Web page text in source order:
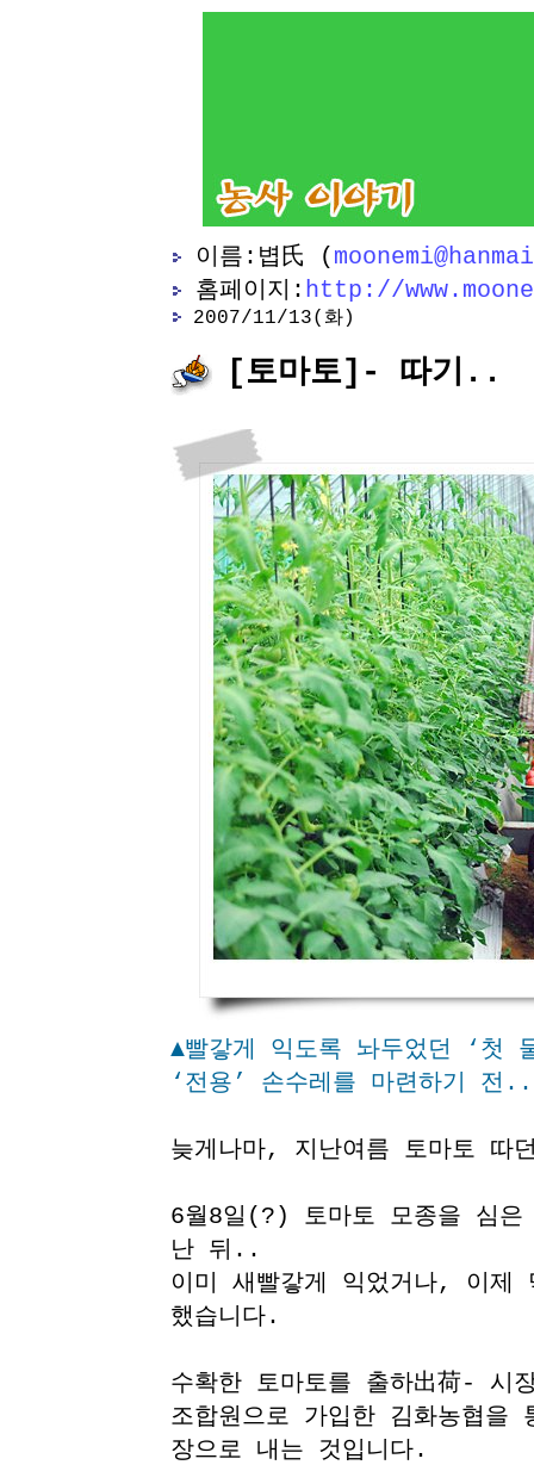
이름:볍氏 (
홈페이지: http://
2007/11/13(화)
[토마토]- 따기
▲빨갛게 익도록 놔두었던 ‘첫
‘전용’ 손수레를 마련하기 전..
늦게나마, 지난여름 토마토 따
6월8일(?) 토마토 모종을 심
난 뒤..
이미 새빨갛게 익었거나, 이제
했습니다.
수확한 토마토를 출하出荷- 시
조합원으로 가입한 김화농협
장으로 내는 것입니다.